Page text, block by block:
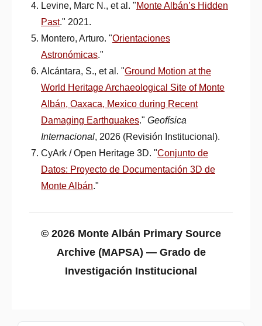
Levine, Marc N., et al. "Monte Albán’s Hidden
Past." 2021.
Montero, Arturo. "Orientaciones
Astronómicas."
Alcántara, S., et al. "Ground Motion at the
World Heritage Archaeological Site of Monte
Albán, Oaxaca, Mexico during Recent
Damaging Earthquakes." Geofísica
Internacional, 2026 (Revisión Institucional).
CyArk / Open Heritage 3D. "Conjunto de
Datos: Proyecto de Documentación 3D de
Monte Albán."
© 2026 Monte Albán Primary Source
Archive (MAPSA) — Grado de
Investigación Institucional